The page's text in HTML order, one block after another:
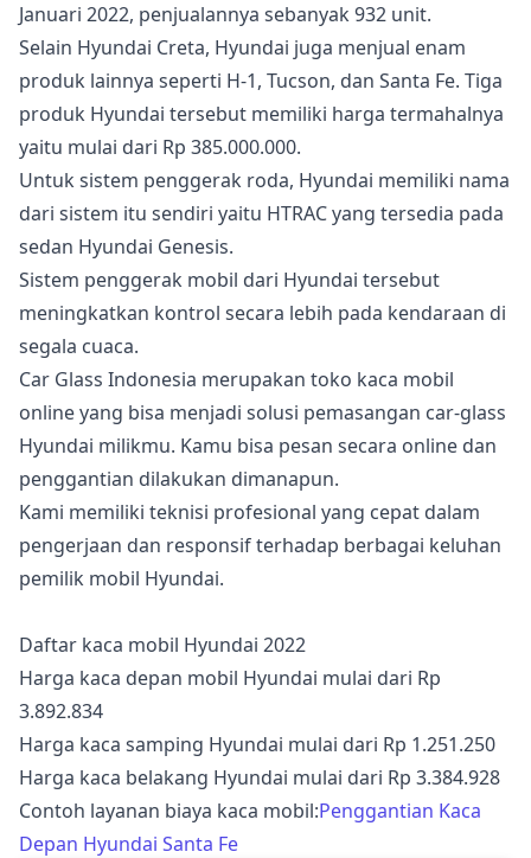
Januari 2022, penjualannya sebanyak 932 unit.
Selain Hyundai Creta, Hyundai juga menjual enam
produk lainnya seperti H-1, Tucson, dan Santa Fe. Tiga
produk Hyundai tersebut memiliki harga termahalnya
yaitu mulai dari Rp 385.000.000.
Untuk sistem penggerak roda, Hyundai memiliki nama
dari sistem itu sendiri yaitu HTRAC yang tersedia pada
sedan Hyundai Genesis.
Sistem penggerak mobil dari Hyundai tersebut
meningkatkan kontrol secara lebih pada kendaraan di
segala cuaca.
Car Glass Indonesia merupakan toko kaca mobil
online yang bisa menjadi solusi pemasangan car-glass
Hyundai milikmu. Kamu bisa pesan secara online dan
penggantian dilakukan dimanapun.
Kami memiliki teknisi profesional yang cepat dalam
pengerjaan dan responsif terhadap berbagai keluhan
pemilik mobil Hyundai.
Daftar kaca mobil Hyundai 2022
Harga kaca depan mobil Hyundai mulai dari Rp
3.892.834
Harga kaca samping Hyundai mulai dari Rp 1.251.250
Harga kaca belakang Hyundai mulai dari Rp 3.384.928
Contoh layanan biaya kaca mobil:Penggantian Kaca
Depan Hyundai Santa Fe